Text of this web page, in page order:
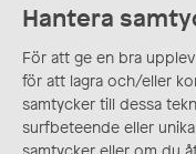
Hantera
För att ge en bra
för att lagra och/eller
samtycker till dessa
surfbeteende eller